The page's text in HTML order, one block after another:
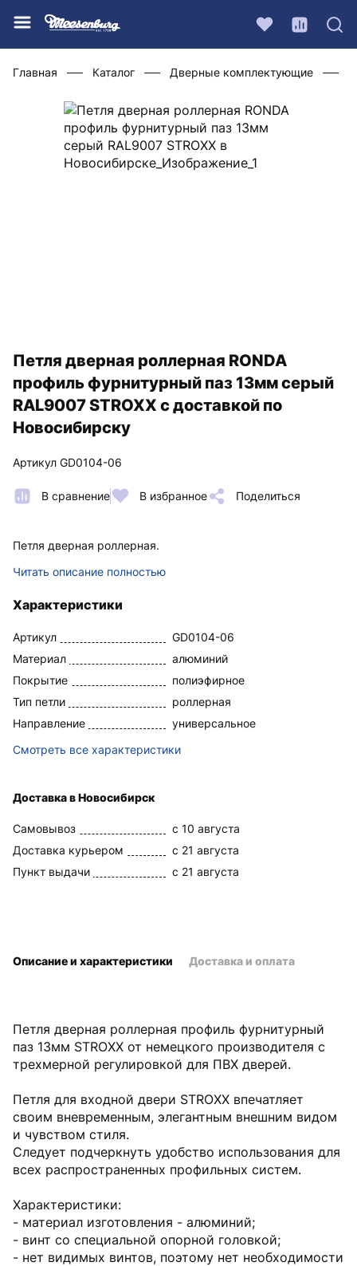
Главная Каталог Дверные комплектующие
Петля дверная роллерная RONDA
профиль фурнитурный паз 13мм серый
RAL9007 STROXX с доставкой по
Новосибирску
Артикул GD0104-06
В сравнение В избранное Поделиться
Петля дверная роллерная.
Читать описание полностью
Характеристики
Артикул
GD0104-06
Материал
алюминий
Покрытие
полиэфирное
Тип петли
роллерная
Направление
универсальное
Смотреть все характеристики
Доставка в Новосибирск
Самовывоз
c 10 августа
Доставка курьером
c 21 августа
Пункт выдачи
c 21 августа
Петля дверная роллерная профиль фурнитурный
паз 13мм STROXX от немецкого производителя с
трехмерной регулировкой для ПВХ дверей.
Петля для входной двери STROXX впечатляет
своим вневременным, элегантным внешним видом
и чувством стиля.
Следует подчеркнуть удобство использования для
всех распространенных профильных систем.
Характеристики:
- материал изготовления - алюминий;
- винт со специальной опорной головкой;
- нет видимых винтов, поэтому нет необходимости
Описание и характеристики Доставка и оплата